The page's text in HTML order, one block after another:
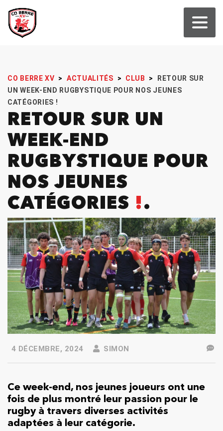
CO BERRE XV > ACTUALITÉS > CLUB >
RETOUR SUR
UN WEEK-END RUGBYSTIQUE POUR NOS JEUNES
CATÉGORIES !
RETOUR SUR UN
WEEK-END
RUGBYSTIQUE POUR
NOS JEUNES
CATÉGORIES !
4 DÉCEMBRE, 2024 SIMON
Ce week-end, nos jeunes joueurs ont une
fois de plus montré leur passion pour le
rugby à travers diverses activités
adaptées à leur catégorie.